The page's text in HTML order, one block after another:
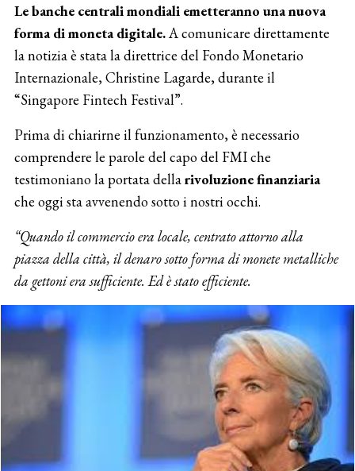
Le banche centrali mondiali emetteranno una nuova
forma di moneta digitale.A comunicare direttamente
la notizia è stata la direttrice del Fondo Monetario
Internazionale, Christine Lagarde, durante il
“Singapore Fintech Festival”.
Prima di chiarirne il funzionamento, è necessario
comprendere le parole del capo del FMI che
testimoniano la portata dellarivoluzione finanziaria
che oggi sta avvenendo sotto i nostri occhi.
“Quando il commercio era locale, centrato attorno alla
piazza della città, il denaro sotto forma di monete metalliche
da gettoni era sufficiente. Ed è stato efficiente.